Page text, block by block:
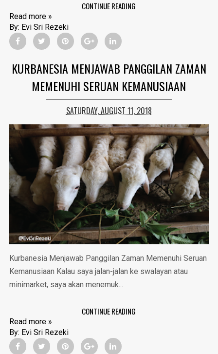
CONTINUE READING
Read more »
By: Evi Sri Rezeki
KURBANESIA MENJAWAB PANGGILAN ZAMAN
MEMENUHI SERUAN KEMANUSIAAN
SATURDAY, AUGUST 11, 2018
Kurbanesia Menjawab Panggilan Zaman Memenuhi Seruan
Kemanusiaan Kalau saya jalan-jalan ke swalayan atau
minimarket, saya akan menemuk...
CONTINUE READING
Read more »
By: Evi Sri Rezeki